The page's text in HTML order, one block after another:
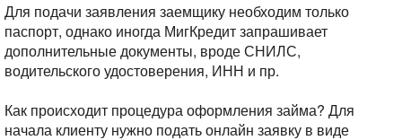
Для подачи заявления заемщику необходим только
паспорт, однако иногда МигКредит запрашивает
дополнительные документы, вроде СНИЛС,
водительского удостоверения, ИНН и пр.
Как происходит процедура оформления займа? Для
начала клиенту нужно подать онлайн заявку в виде